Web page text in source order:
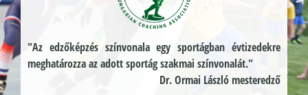
"Az edzőképzés színvonala egy sportágban évtizedekre
meghatározza az adott sportág szakmai színvonalát."
Dr. Ormai László mesteredző